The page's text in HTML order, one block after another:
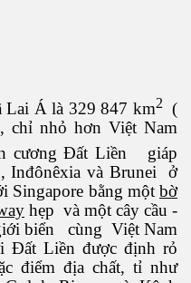
Á là 329 847 km2
(
chỉ nhỏ hơn Việt Nam
cương Đất Liền giáp
và Brunei ở
bằng một bờ
hẹp và một cây cầu -
biển cùng Việt Nam
Đất Liền được định rỏ
điểm địa chất, tỉ như